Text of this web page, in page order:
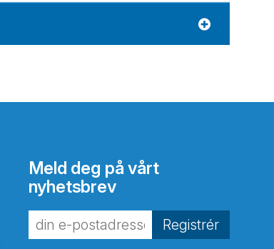
Meld deg på vårt
nyhetsbrev
Registrér